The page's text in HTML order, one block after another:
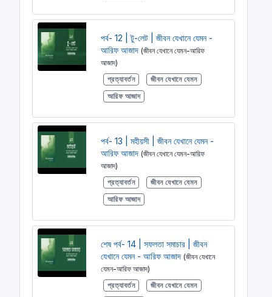
পর্ব- 12 | টু-লেট | জীবন যেখানে যেমন -
আরিফ আজাদ (জীবন যেখানে যেমন-আরিফ
আজাদ)
প্রত্যাবর্তন
জীবন যেখানে যেমন
আরিফ আজাদ
পর্ব- 13 | মহীয়সী | জীবন যেখানে যেমন -
আরিফ আজাদ (জীবন যেখানে যেমন-আরিফ
আজাদ)
প্রত্যাবর্তন
জীবন যেখানে যেমন
আরিফ আজাদ
শেষ পর্ব- 14 | সফলতা সমাচার | জীবন
যেখানে যেমন - আরিফ আজাদ (জীবন যেখানে
যেমন-আরিফ আজাদ)
প্রত্যাবর্তন
জীবন যেখানে যেমন